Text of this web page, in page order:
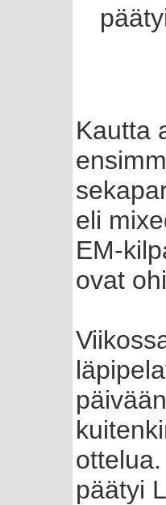
Kautta
eli
EM-
ovat
päätyi